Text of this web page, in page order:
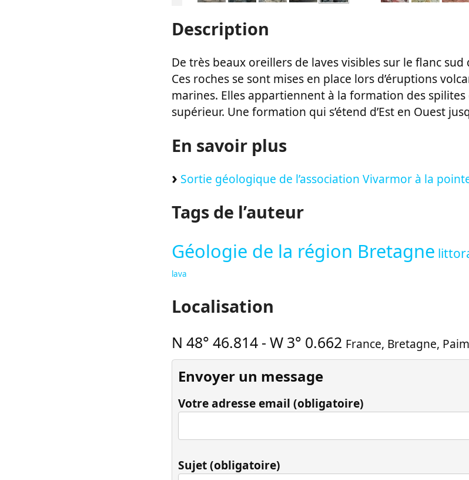
Description
De très beaux oreillers de laves visibles sur le flanc
Ces roches se sont mises en place lors d’éruptions
marines. Elles appartiennent à la formation des
supérieur. Une formation qui s’étend d’Est en Ouest
En savoir plus
Sortie géologique de l’association Vivarmor à la
Tags de l’auteur
Géologie de la région Bretagne
lava
Localisation
N 48° 46.814 - W 3° 0.662 France, Bretagne,
Envoyer un message
Votre adresse email (obligatoire)
Sujet (obligatoire)